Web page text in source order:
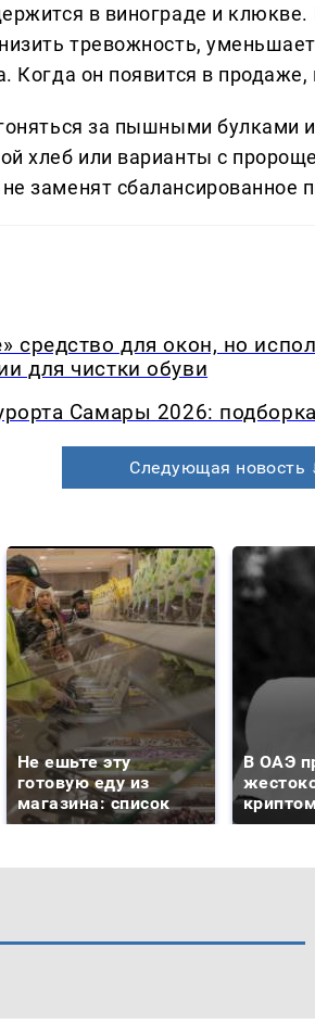
в винограде и
тревожность,
Когда он появится в продаже,
за пышными булками
хлеб или варианты с
заменят сбалансированное
средство для окон, но
для чистки обуви
Самары 2026:
Следующая новость
Не ешьте эту
готовую еду из
магазина: список
В ОАЭ